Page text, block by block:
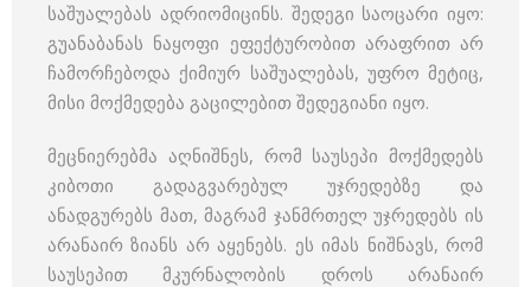
საშუალებას ადრიომიცინს. შედეგი საოცარი იყო:
გუანაბანას ნაყოფი ეფექტურობით არაფრით არ
ჩამორჩებოდა ქიმიურ საშუალებას, უფრო მეტიც,
მისი მოქმედება გაცილებით შედეგიანი იყო.
მეცნიერებმა აღნიშნეს, რომ საუსეპი მოქმედებს
კიბოთი გადაგვარებულ უჯრედებზე და
ანადგურებს მათ, მაგრამ ჯანმრთელ უჯრედებს ის
არანაირ ზიანს არ აყენებს. ეს იმას ნიშნავს, რომ
საუსეპით მკურნალობის დროს არანაირ